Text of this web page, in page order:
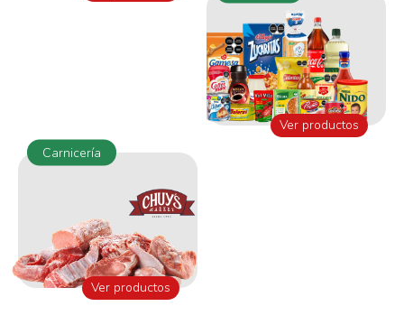
Ver productos
Carnicería
Ver productos